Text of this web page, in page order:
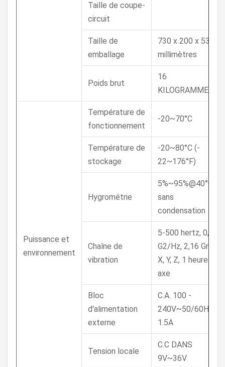
Taille de coupe-
circuit
Taille de
emballage
730 x 200 x 530
millimètres
Poids brut
16
KILOGRAMMES
Puissance et
environnement
Température de
fonctionnement
-20~70°C
Température de
stockage
-20~80°C (-
22~176°F)
Hygrométrie
5%~95%@40°C,
sans
condensation
Chaîne de
vibration
5-500 hertz, 0,026
G2/Hz, 2,16 Grms,
X, Y, Z, 1 heure par
axe
Bloc
d'alimentation
externe
C.A. 100 -
240V~50/60Hz,
1.5A
Tension locale
C.C DANS
9V~36V